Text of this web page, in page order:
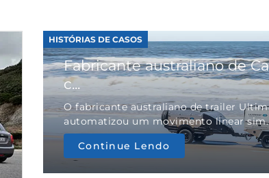
HISTÓRIAS DE CASOS
Fabricante australiano de
c...
O fabricante australiano de trailer
automatizou um movimento linear
Continue Lendo